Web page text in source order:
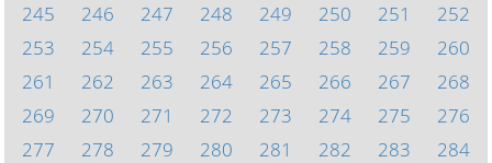
245
246 247 248 249 250 251
252
253
254 255 256 257 258 259
260
261
262 263 264 265 266 267
268
269
270 271 272 273 274 275
276
277
278 279 280 281 282 283
284